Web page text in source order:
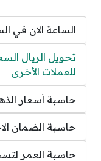
الساعة الان في
تحويل الريال
للعملات الأخرى
حاسبة أسعار
حاسبة الضمان
حاسبة العمر